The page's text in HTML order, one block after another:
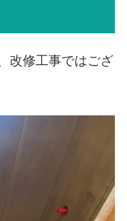
改修工事ではござ